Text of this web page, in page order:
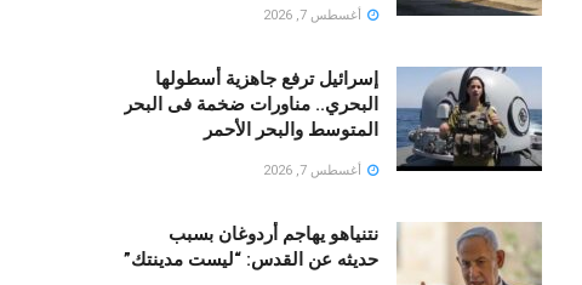
أغسطس 7, 2026
إسرائيل ترفع جاهزية أسطولها
البحري.. مناورات ضخمة فى البحر
المتوسط والبحر الأحمر
أغسطس 7, 2026
نتنياهو يهاجم أردوغان بسبب
حديثه عن القدس: “ليست مدينتك”